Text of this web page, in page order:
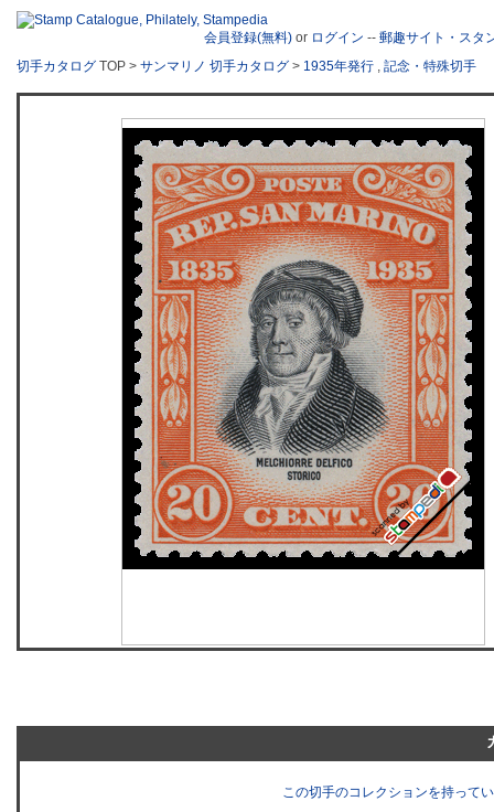
会員登録(無料) or ログイン -- 郵趣サイト・スタ
切手カタログ TOP > サンマリノ 切手カタログ > 1935年発行 , 記念・特殊切手
この切手のコレクションを持って